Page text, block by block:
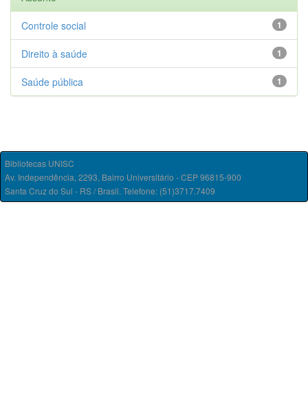
1
Controle social
1
Direito à saúde
1
Saúde pública
Bibliotecas UNISC
Av. Independência, 2293, Bairro Universitário - CEP 96815-900
Santa Cruz do Sul - RS / Brasil. Telefone: (51)3717.7409